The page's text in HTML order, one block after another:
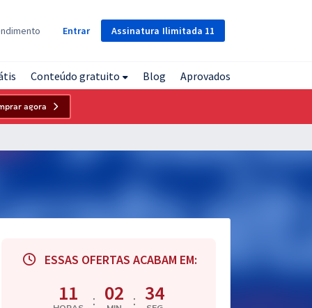
Assinatura Ilimitada 11
Entrar
Conteúdo gratuito Blog Aprovados
agora
ESSAS OFERTAS ACABAM EM:
11 : 02 : 33